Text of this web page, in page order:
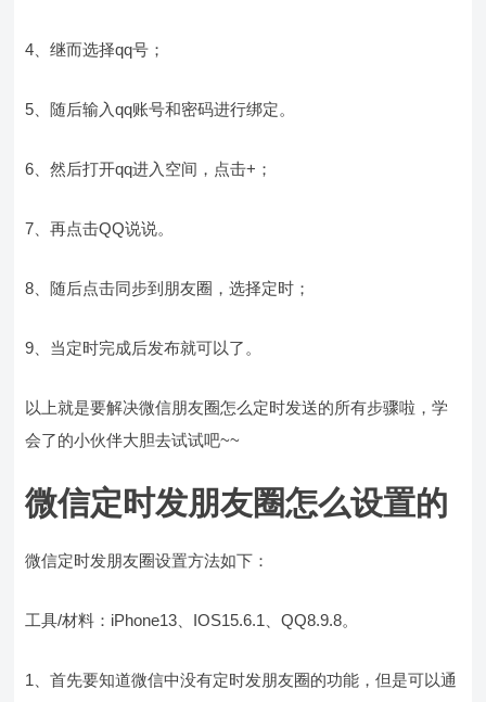
4、继而选择qq号；
5、随后输入qq账号和密码进行绑定。
6、然后打开qq进入空间，点击+；
7、再点击QQ说说。
8、随后点击同步到朋友圈，选择定时；
9、当定时完成后发布就可以了。
以上就是要解决微信朋友圈怎么定时发送的所有步骤啦，学
会了的小伙伴大胆去试试吧~~
微信定时发朋友圈怎么设置的
微信定时发朋友圈设置方法如下：
工具/材料：iPhone13、IOS15.6.1、QQ8.9.8。
1、首先要知道微信中没有定时发朋友圈的功能，但是可以通